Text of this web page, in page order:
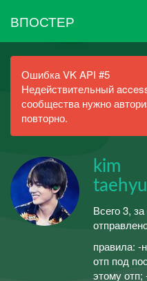
ВПОСТЕР
Ошибка VK API #5
Недействительный
сообщества нужно
повторно.
kim
Всего 3,
правила: -
отп под
этому отп;